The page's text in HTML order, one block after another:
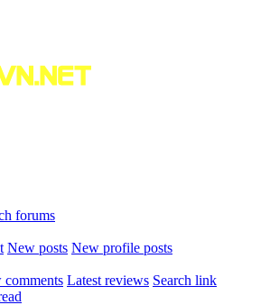
forums
New posts New profile posts
comments Latest reviews Search link